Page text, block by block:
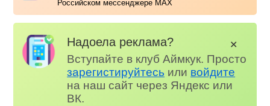
Российском мессенджере MAX
Надоела реклама?
Вступайте в клуб Аймкук. Просто
зарегистируйтесь или войдите
на наш сайт через Яндекс или
ВК.
✕